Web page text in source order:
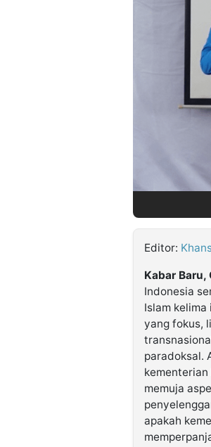
Editor:
Kabar Baru,
Indonesia
Islam
yang fokus,
paradoksal.
memuja
apakah